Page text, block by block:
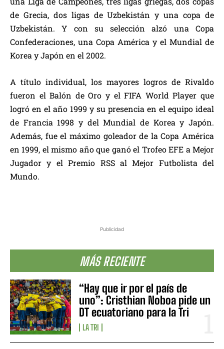
Publicidad
MÁS RECIENTE
“Hay que ir por el país de
uno”: Cristhian Noboa pide un
DT ecuatoriano para la Tri
LA TRI
de Grecia, dos ligas de Uzbekistán y una copa de
Uzbekistán. Y con su selección alzó una Copa
Confederaciones, una Copa América y el Mundial de
Korea y Japón en el 2002.
A título individual, los mayores logros de Rivaldo
fueron el Balón de Oro y el FIFA World Player que
logró en el año 1999 y su presencia en el equipo ideal
de Francia 1998 y del Mundial de Korea y Japón.
Además, fue el máximo goleador de la Copa América
en 1999, el mismo año que ganó el Trofeo EFE a Mejor
Jugador y el Premio RSS al Mejor Futbolista del
Mundo.